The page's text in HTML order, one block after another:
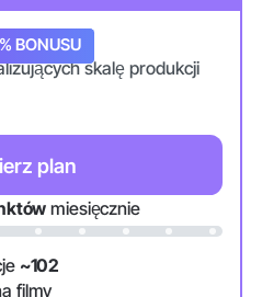
skalę produkcji
plan
BONUSU
BONUSU
miesięcznie
~102
filmy